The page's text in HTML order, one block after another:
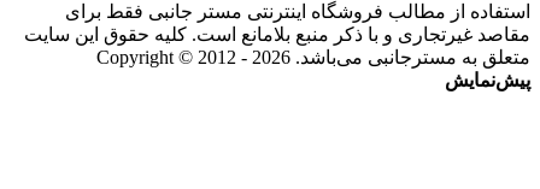
استفاده از مطالب فروشگاه اینترنتی مستر جانبی فقط برای
مقاصد غیرتجاری و با ذکر منبع بلامانع است. کلیه حقوق این سایت
متعلق به مسترجانبی می‌باشد. Copyright © 2012 - 2026
پیش‌نمایش